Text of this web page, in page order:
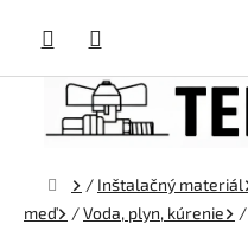
obsah
Domov
/ Inštalačný materiál
meď
/Voda, plyn, kúrenie /